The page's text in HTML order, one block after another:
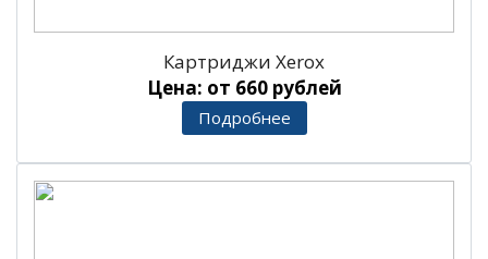
Картриджи Xerox
Цена: от 660 рублей
Подробнее